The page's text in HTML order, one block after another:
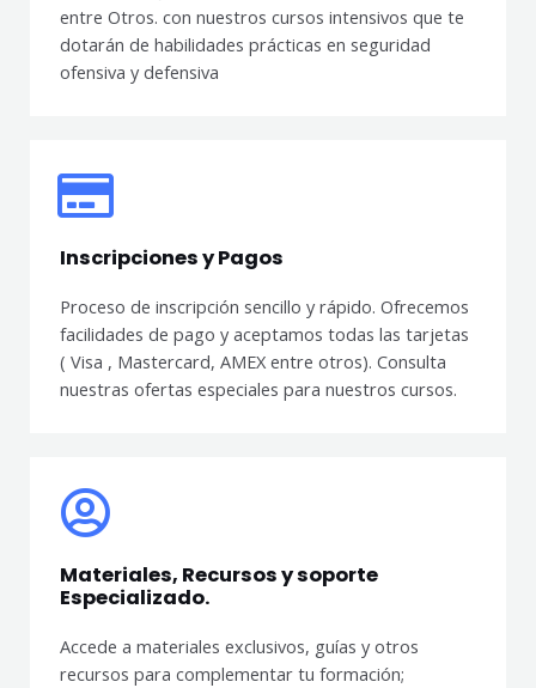
entre Otros. con nuestros cursos intensivos que te
dotarán de habilidades prácticas en seguridad
ofensiva y defensiva
Inscripciones y Pagos
Proceso de inscripción sencillo y rápido. Ofrecemos
facilidades de pago y aceptamos todas las tarjetas
( Visa , Mastercard, AMEX entre otros). Consulta
nuestras ofertas especiales para nuestros cursos.
Materiales, Recursos y soporte
Especializado.
Accede a materiales exclusivos, guías y otros
recursos para complementar tu formación;